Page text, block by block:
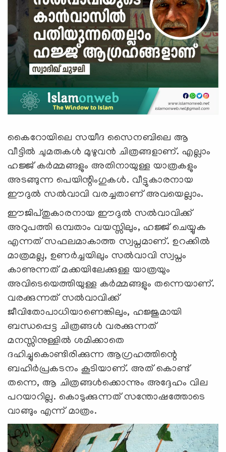
കൈറോയിലെ സയീദ സൈനബിലെ ആ
വീട്ടില്‍ ചുമരുകള്‍ മുഴുവന്‍ ചിത്രങ്ങളാണ്. എല്ലാം
ഹജ്ജ് കര്‍മ്മങ്ങളും അതിനായുള്ള യാത്രകളും
അടങ്ങുന്ന പെയിന്റിംഗുകള്‍. വീട്ടുകാരനായ
ഈദുൽ സൽവാവി വരച്ചതാണ് അവയെല്ലാം.
ഈജിപ്തുകാരനായ ഈദുൽ സൽവാവിക്ക്
അറുപത്തി ഒമ്പതാം വയസ്സിലും, ഹജ്ജ് ചെയ്യുക
എന്നത് സഫലമാകാത്ത സ്വപ്നമാണ്. ഉറക്കില്‍
മാത്രമല്ല, ഉണര്‍ച്ചയിലും സല്‍വാവി സ്വപ്നം
കാണുന്നത് മക്കയിലേക്കുള്ള യാത്രയും
അവിടെയെത്തിയുള്ള കര്‍മ്മങ്ങളും തന്നെയാണ്.
വരക്കുന്നത് സല്‍വാവിക്ക്
ജീവിതോപാധിയാണെങ്കിലും, ഹജ്ജുമായി
ബന്ധപ്പെട്ട ചിത്രങ്ങള്‍ വരക്കുന്നത്
മനസ്സിനുള്ളില്‍ ശമിക്കാതെ
ദഹിച്ചുകൊണ്ടിരിക്കുന്ന ആഗ്രഹത്തിന്റെ
ബഹിര്‍പ്രകടനം കൂടിയാണ്. അത് കൊണ്ട്
തന്നെ, ആ ചിത്രങ്ങള്‍ക്കൊന്നും അദ്ദേഹം വില
പറയാറില്ല. കൊടുക്കുന്നത് സന്തോഷത്തോടെ
വാങ്ങും എന്ന് മാത്രം.